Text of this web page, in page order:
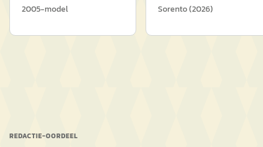
2005-model Sorento(2026)
REDACTIE-OORDEEL